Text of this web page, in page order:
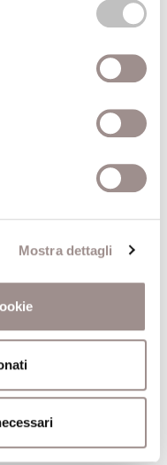
Mostra dettagli